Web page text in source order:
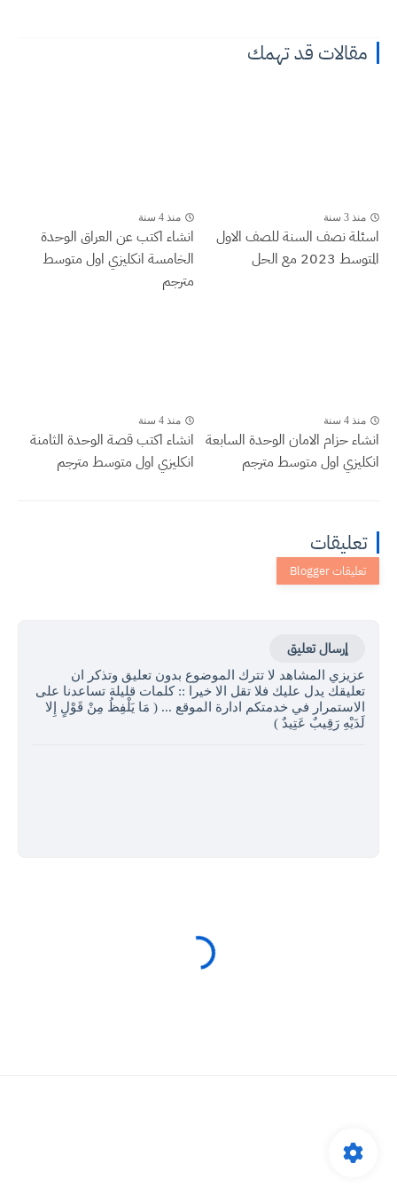
مقالات قد تهمك
منذ 3 سنة
اسئلة نصف السنة للصف الاول
المتوسط 2023 مع الحل
منذ 4 سنة
انشاء اكتب عن العراق الوحدة
الخامسة انكليزي اول متوسط
مترجم
منذ 4 سنة
انشاء حزام الامان الوحدة السابعة
انكليزي اول متوسط مترجم
منذ 4 سنة
انشاء اكتب قصة الوحدة الثامنة
انكليزي اول متوسط مترجم
تعليقات
إرسال تعليق
عزيزي المشاهد لا تترك الموضوع بدون تعليق وتذكر ان
تعليقك يدل عليك فلا تقل الا خيرا :: كلمات قليلة تساعدنا على
الاستمرار في خدمتكم ادارة الموقع ... ( مَا يَلْفِظُ مِنْ قَوْلٍ إِلا
لَدَيْهِ رَقِيبٌ عَتِيدٌ )